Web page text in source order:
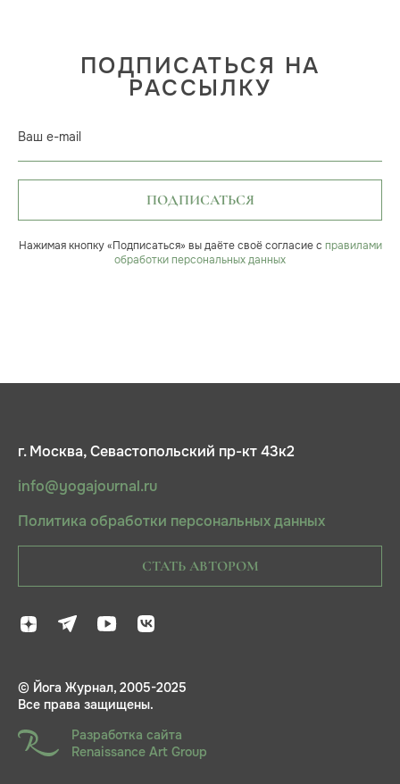
ПОДПИСАТЬСЯ НА
РАССЫЛКУ
Ваш e-mail
ПОДПИСАТЬСЯ
Нажимая кнопку «Подписаться» вы даёте своё согласие с правилами
обработки персональных данных
г. Москва, Севастопольский пр-кт 43к2
info@yogajournal.ru
Политика обработки персональных данных
СТАТЬ АВТОРОМ
© Йога Журнал, 2005-2025
Все права защищены.
Разработка сайта
Renaissance Art Group